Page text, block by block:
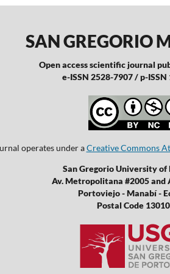
SAN GREGORIO
Open access scientific journal
e-ISSN 2528-7907 / p-
operates under aCreative Commons
San Gregorio University
Av. Metropolitana #2005 and
Portoviejo - Manabí -
Postal Code